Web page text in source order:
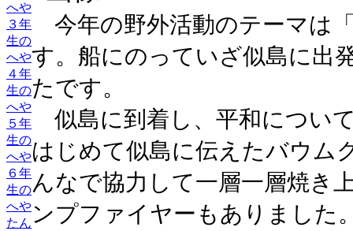
へや
３年
生の
へや
４年
生の
へや
５年
生の
へや
６年
生の
へや
たん
今年の野外活動のテーマは
す。船にのっていざ似島に出
たです。
似島に到着し、平和につい
はじめて似島に伝えたバウム
んなで協力して一層一層焼き
ンプファイヤーもありました